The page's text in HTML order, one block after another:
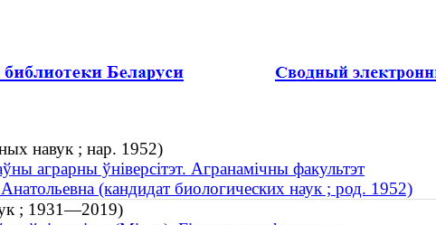
навук ; нар. 1952)
аграрны ўнiверсiтэт. Агранамічны факультэт
(кандидат биологических наук ; род. 1952)
; 1931—2019)